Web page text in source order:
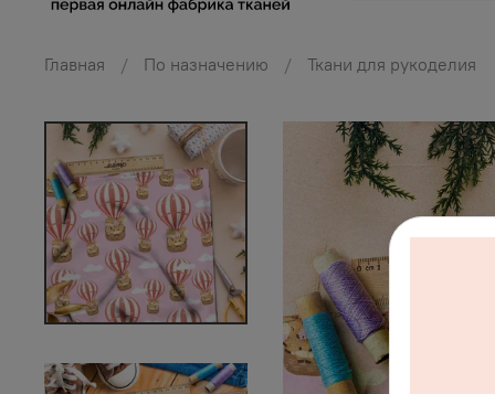
Главная По назначению Ткани для рукоделия